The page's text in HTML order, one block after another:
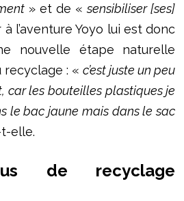
» et de «sensibiliser [ses]
l’aventure Yoyo lui est donc
nouvelle étape naturelle
recyclage : «c’est juste un peu
car les bouteilles plastiques je
le bac jaune mais dans le sac
elle.
de recyclage